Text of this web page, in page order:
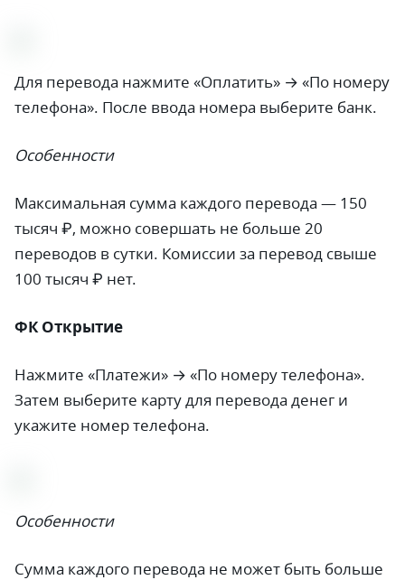
Для перевода нажмите «Оплатить» → «По номеру
телефона». После ввода номера выберите банк.
Особенности
Максимальная сумма каждого перевода — 150
тысяч ₽, можно совершать не больше 20
переводов в сутки. Комиссии за перевод свыше
100 тысяч ₽ нет.
ФК Открытие
Нажмите «Платежи» → «По номеру телефона».
Затем выберите карту для перевода денег и
укажите номер телефона.
Особенности
Сумма каждого перевода не может быть больше